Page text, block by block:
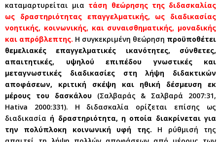
καταμαρτυρείται μια τάση θεώρησης της διδασκαλίας
ως δραστηριότητας επαγγελματικής, ως διαδικασίας
νοητικής, κοινωνικής, και συναισθηματικής, μοναδικής
και απρόβλεπτης. Η συγκεκριμένη θεώρηση προϋποθέτει
θεμελιακές επαγγελματικές ικανότητες, σύνθετες,
απαιτητικές, υψηλού επιπέδου γνωστικές και
μεταγνωστικές διαδικασίες στη λήψη διδακτικών
αποφάσεων, κριτική σκέψη και ηθική δέσμευση εκ
μέρους του δασκάλου(Σαλβαράς & Σαλβαρά 2007:31,
Hativa 2000:331). Η διδασκαλία ορίζεται επίσης ως
διαδικασία ή δραστηριότητα, η οποία διακρίνεται για
την πολύπλοκη κοινωνική υφή της. Η ρύθμισή της